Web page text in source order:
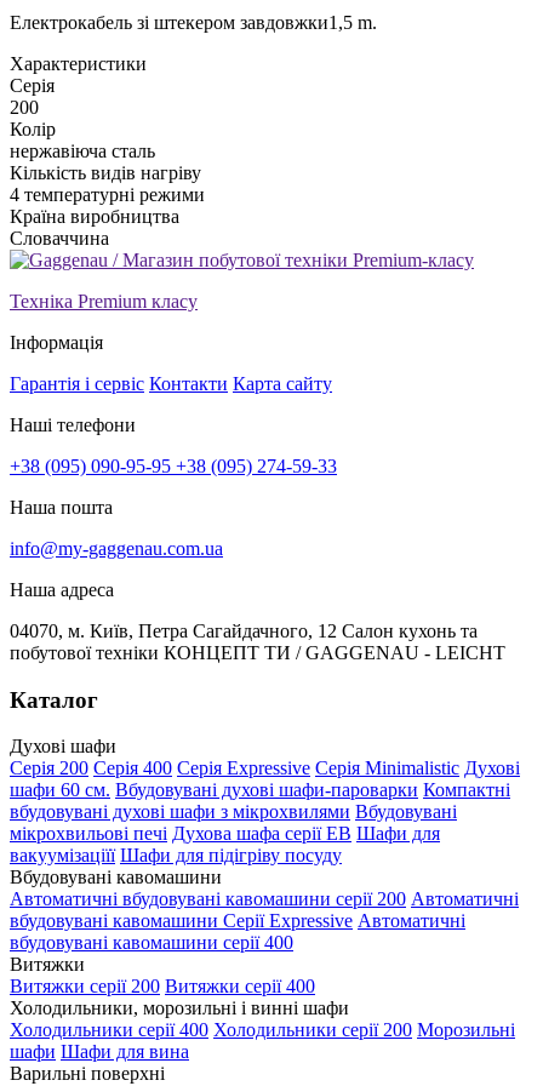
Електрокабель зі штекером завдовжки1,5 m.
Xарактеристики
Серія
200
Колір
нержавіюча сталь
Кількість видів нагріву
4 температурні режими
Країна виробництва
Словаччина
Техніка Premium класу
Інформація
Гарантія і сервіс Контакти Карта сайту
Наші телефони
+38 (095) 090-95-95 +38 (095) 274-59-33
Наша пошта
info@my-gaggenau.com.ua
Наша адреса
04070, м. Київ, Петра Сагайдачного, 12 Салон кухонь та
побутової техніки КОНЦЕПТ ТИ / GAGGENAU - LEICHT
Каталог
Духові шафи
Серія 200 Серія 400 Серія Expressive Серія Minimalistic Духові
шафи 60 см. Вбудовувані духові шафи-пароварки Компактні
вбудовувані духові шафи з мікрохвилями Вбудовувані
мікрохвильові печі Духова шафа серії EB Шафи для
вакуумізаціїї Шафи для підігріву посуду
Вбудовувані кавомашини
Автоматичні вбудовувані кавомашини серії 200 Автоматичні
вбудовувані кавомашини Серії Expressive Автоматичні
вбудовувані кавомашини серії 400
Витяжки
Витяжки серії 200 Витяжки серії 400
Холодильники, морозильні і винні шафи
Холодильники серії 400 Холодильники серії 200 Морозильні
шафи Шафи для вина
Варильні поверхні